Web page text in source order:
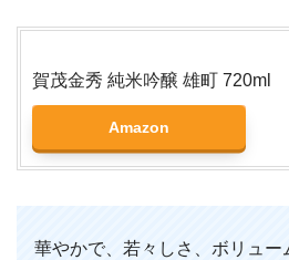
賀茂金秀 純米吟醸 雄町 720ml
Amazon
華やかで、若々しさ、ボリュ